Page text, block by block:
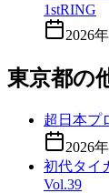
1stRING
2026
東京都の
超日本プ
2026
初代タイ
Vol.39